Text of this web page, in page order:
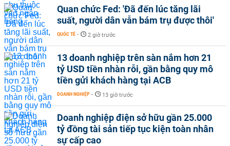
Quan chức Fed: 'Đã đến lúc tăng lãi
suất, người dân vẫn bám trụ được thôi'
QUỐC TẾ - 2 giờ trước
13 doanh nghiệp trên sàn nắm hơn 21
tỷ USD tiền nhàn rỗi, gần bằng quy mô
tiền gửi khách hàng tại ACB
DOANH NGHIỆP - 13 giờ trước
Doanh nghiệp điện sở hữu gần 25.000
tỷ đồng tài sản tiếp tục kiện toàn nhân
sự cấp cao